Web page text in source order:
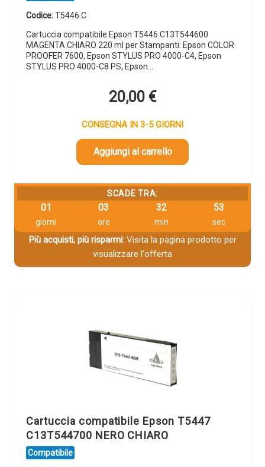
Codice:T5446.C
Cartuccia compatibile Epson T5446 C13T544600
MAGENTA CHIARO 220 ml per Stampanti: Epson COLOR
PROOFER 7600, Epson STYLUS PRO 4000-C4, Epson
STYLUS PRO 4000-C8 PS, Epson…
20,00 €
CONSEGNA IN 3-5 GIORNI
Aggiungi al carrello
SCADE TRA:
01
giorni
03
ore
32
min
53
sec
Più acquisti, più risparmi:Visita la pagina prodotto per
visualizzare l'offerta
Cartuccia compatibile Epson T5447
C13T544700 NERO CHIARO
Compatibile